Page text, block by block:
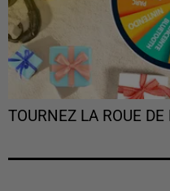
TOURNEZ LA ROUE DE